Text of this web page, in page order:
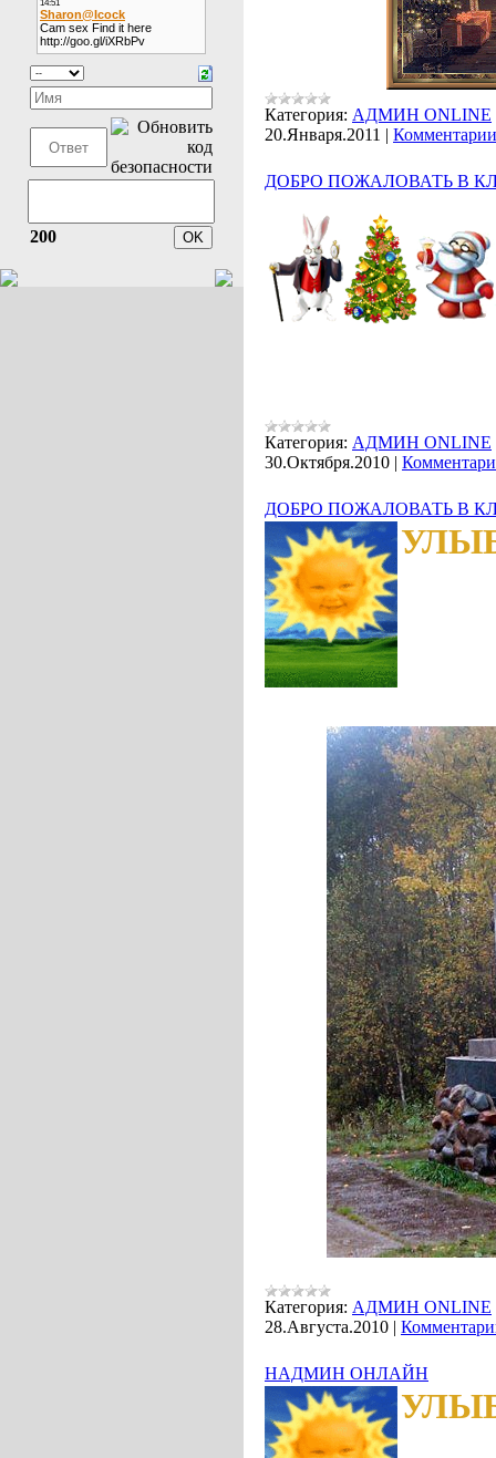
200
Категория: АДМИН ONLINE
20.Января.2011 |
ДОБРО ПОЖАЛОВАТЬ В
Категория: АДМИН ONLINE
30.Октября.2010 |
ДОБРО ПОЖАЛОВАТЬ В
Категория: АДМИН ONLINE
28.Августа.2010 |
НАДМИН ОНЛАЙН